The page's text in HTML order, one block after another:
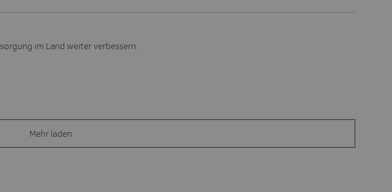
im Land weiter verbessern.
Mehr laden